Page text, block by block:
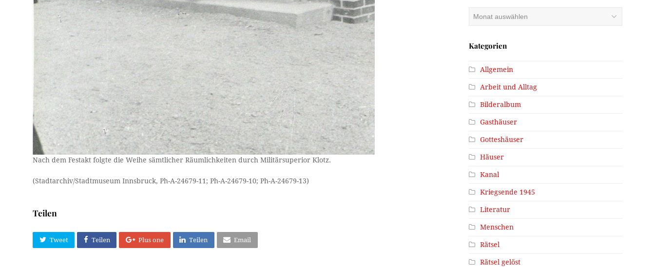
Nach dem Festakt folgte die Weihe sämtlicher Räumlichkeiten durch Militärsuperior Klotz.
(Stadtarchiv/Stadtmuseum Innsbruck, Ph-A-24679-11; Ph-A-24679-10; Ph-A-24679-13)
Teilen
Tweet Teilen Plus one Teilen Email
Archiv
Kategorien
Allgemein
Arbeit und Alltag
Bilderalbum
Gasthäuser
Gotteshäuser
Häuser
Kanal
Kriegsende 1945
Literatur
Menschen
Rätsel
Rätsel gelöst